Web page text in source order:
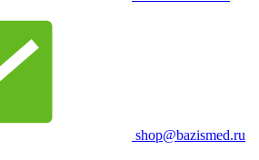
shop@bazismed.ru